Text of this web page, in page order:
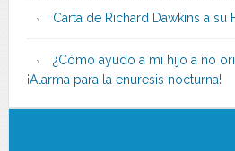
Carta de Richard Dawkins a su
¿Cómo ayudo a mi hijo a no
¡Alarma para la enuresis nocturna!